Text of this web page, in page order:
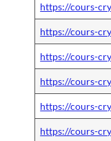
https://cours-
https://cours-
https://cours-
https://cours-
https://cours-
https://cours-